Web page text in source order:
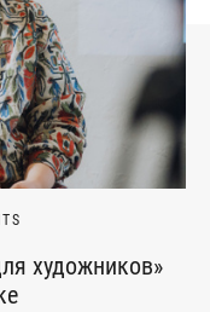
художников»